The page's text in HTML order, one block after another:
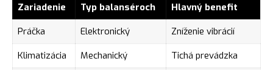
Zariadenie
Typ balanséroch
Hlavný benefit
Práčka
Elektronický
Zníženie vibrácií
Klimatizácia
Mechanický
Tichá prevádzka